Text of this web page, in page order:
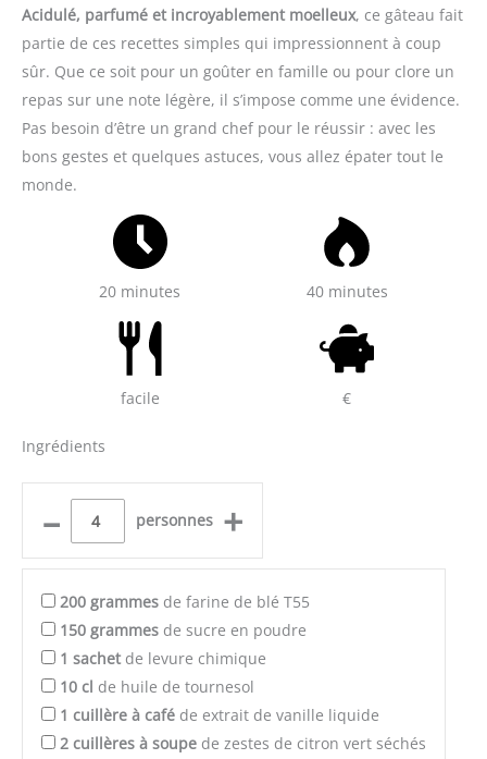
Acidulé, parfumé et incroyablement moelleux, ce gâteau fait
partie de ces recettes simples qui impressionnent à coup
sûr. Que ce soit pour un goûter en famille ou pour clore un
repas sur une note légère, il s’impose comme une évidence.
Pas besoin d’être un grand chef pour le réussir : avec les
bons gestes et quelques astuces, vous allez épater tout le
monde.
20 minutes 40 minutes
facile €
Ingrédients
– personnes +
200 grammes de farine de blé T55
150 grammes de sucre en poudre
1 sachet de levure chimique
10 cl de huile de tournesol
1 cuillère à café de extrait de vanille liquide
2 cuillères à soupe de zestes de citron vert séchés